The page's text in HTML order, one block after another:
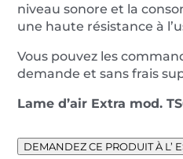
niveau sonore et la
une haute résistance à
Vous pouvez les
demande et sans frais
Lame d’air Extra mod.
DEMANDEZ CE PRODUIT À L’